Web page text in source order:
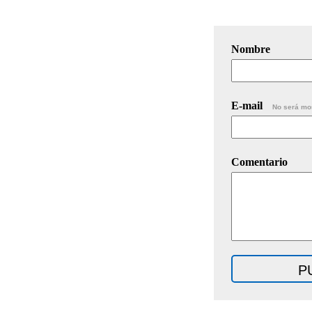
Nombre
E-mail No será
Comentario